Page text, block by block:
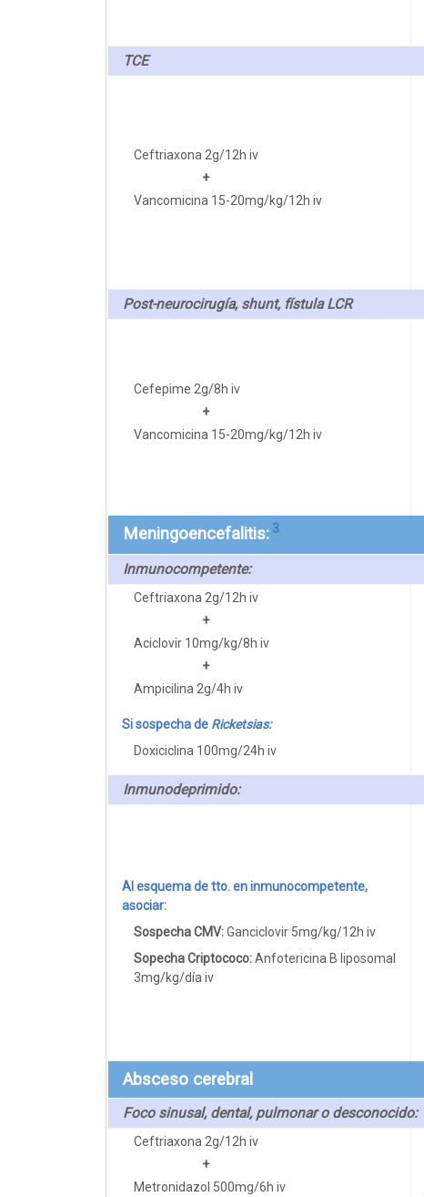
TCE
Ceftriaxona 2g/12h iv
+
Vancomicina 15-20mg/kg/12h iv
Post-neurocirugía, shunt, fístula LCR
Cefepime 2g/8h iv
+
Vancomicina 15-20mg/kg/12h iv
Meningoencefalitis: 3
Inmunocompetente:
Ceftriaxona 2g/12h iv
+
Aciclovir 10mg/kg/8h iv
+
Ampicilina 2g/4h iv
Si sospecha de Ricketsias:
Doxiciclina 100mg/24h iv
Inmunodeprimido:
Al esquema de tto. en inmunocompetente,
asociar:
Sospecha CMV:Ganciclovir 5mg/kg/12h iv
Sopecha Criptococo:Anfotericina B liposomal
3mg/kg/día iv
Absceso cerebral
Foco sinusal, dental, pulmonar o desconocido:
Ceftriaxona 2g/12h iv
+
Metronidazol 500mg/6h iv